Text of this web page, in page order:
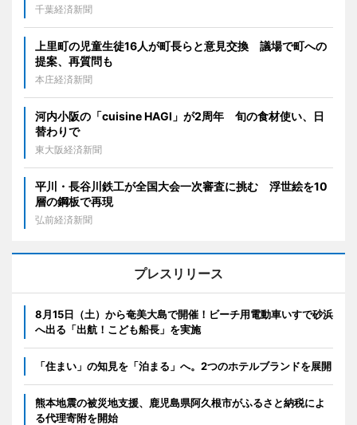
千葉経済新聞
上里町の児童生徒16人が町長らと意見交換 議場で町への
提案、再質問も
本庄経済新聞
河内小阪の「cuisine HAGI」が2周年 旬の食材使い、日
替わりで
東大阪経済新聞
平川・長谷川鉄工が全国大会一次審査に挑む 浮世絵を10
層の鋼板で再現
弘前経済新聞
プレスリリース
8月15日（土）から奄美大島で開催！ビーチ用電動車いすで砂浜
へ出る「出航！こども船長」を実施
「住まい」の知見を「泊まる」へ。2つのホテルブランドを展開
熊本地震の被災地支援、鹿児島県阿久根市がふるさと納税によ
る代理寄附を開始